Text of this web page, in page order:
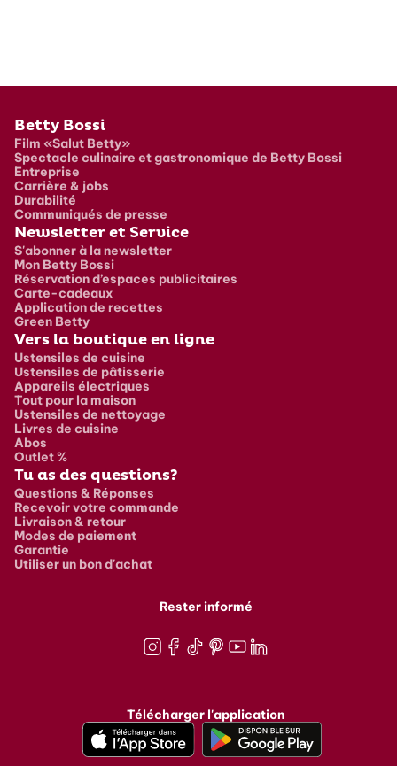
Pied de page
Betty Bossi
Film «Salut Betty»
Spectacle culinaire et gastronomique de Betty Bossi
Entreprise
Carrière & jobs
Durabilité
Communiqués de presse
Newsletter et Service
S'abonner à la newsletter
Mon Betty Bossi
Réservation d’espaces publicitaires
Carte-cadeaux
Application de recettes
Green Betty
Vers la boutique en ligne
Ustensiles de cuisine
Ustensiles de pâtisserie
Appareils électriques
Tout pour la maison
Ustensiles de nettoyage
Livres de cuisine
Abos
Outlet %
Tu as des questions?
Questions & Réponses
Recevoir votre commande
Livraison & retour
Modes de paiement
Garantie
Utiliser un bon d'achat
Rester informé
Télécharger l'application